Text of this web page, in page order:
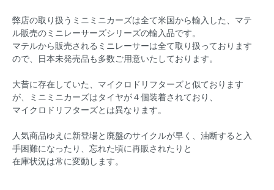
弊店の取り扱うミニミニカーズは全て米国から輸入した、マテ
ル販売のミニレーサーズシリーズの輸入品です。
マテルから販売されるミニレーサーは全て取り扱っております
ので、日本未発売品も多数ご用意いたしております。
大昔に存在していた、マイクロドリフターズと似ております
が、ミニミニカーズはタイヤが４個装着されており、
マイクロドリフターズとは異なります。
人気商品ゆえに新登場と廃盤のサイクルが早く、油断すると入
手困難になったり、忘れた頃に再販されたりと
在庫状況は常に変動します。